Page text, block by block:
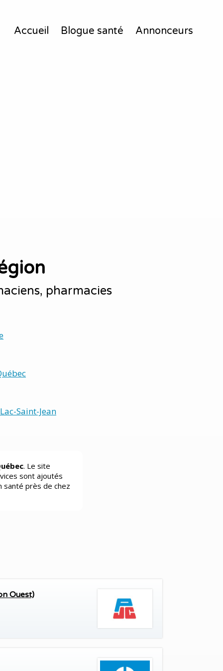
Accueil Blogue santé Annonceurs
pharmacies
Saint-Jean
. Le site
sont ajoutés
santé près de chez
Ouest)